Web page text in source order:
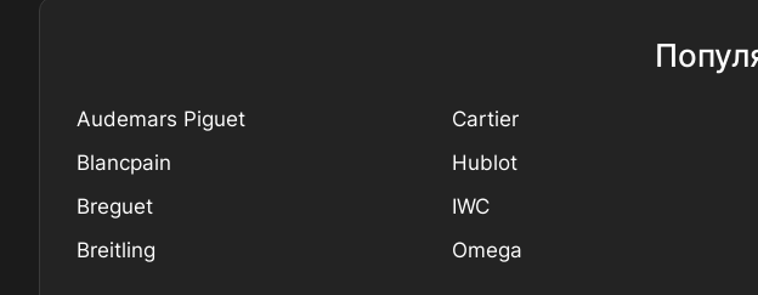
Audemars Piguet
Blancpain
Breguet
Breitling
Cartier
Hublot
IWC
Omega